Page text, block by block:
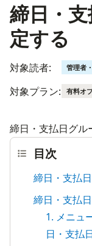
締日・
定する
対象読者: 管理者
対象プラン: 有料オ
締日・支払日グル
目次
締日・支払
締日・支払
1. メニュ
日・支払